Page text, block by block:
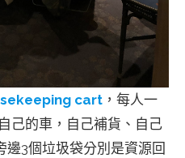
cart ，每人一
己的車，自己補貨、自己
3個垃圾袋分別是資源回